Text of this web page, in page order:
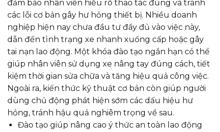
đảm bảo nhân viên hiểu rõ thao tác đúng và tránh
các lỗi cơ bản gây hư hỏng thiết bị. Nhiều doanh
nghiệp hiện nay chưa đầu tư đầy đủ vào việc này,
dẫn đến tình trạng xe nhanh xuống cấp hoặc gây
tai nạn lao động. Một khóa đào tạo ngắn hạn có thể
giúp nhân viên sử dụng xe nâng tay đúng cách, tiết
kiệm thời gian sửa chữa và tăng hiệu quả công việc.
Ngoài ra, kiến thức kỹ thuật cơ bản còn giúp người
dùng chủ động phát hiện sớm các dấu hiệu hư
hỏng, tránh hậu quả nghiêm trọng về sau.
Đào tạo giúp nâng cao ý thức an toàn lao động